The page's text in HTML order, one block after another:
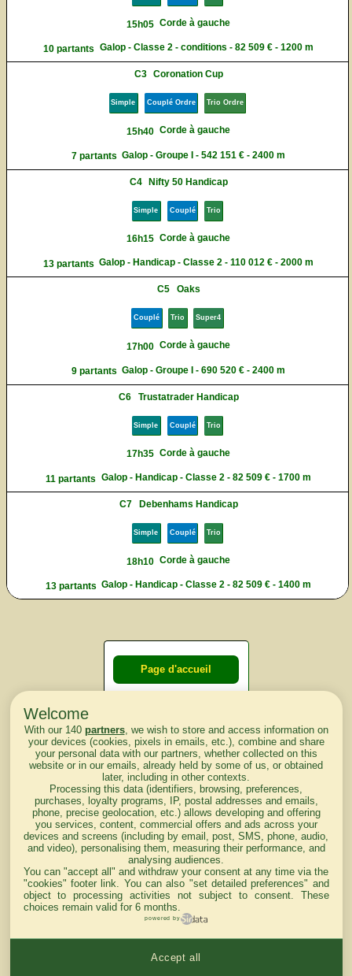
15h05 Corde à gauche
10 partants Galop - Classe 2 - conditions - 82 509 € - 1200 m
C3 Coronation Cup
Simple Couplé Ordre Trio Ordre
15h40 Corde à gauche
7 partants Galop - Groupe I - 542 151 € - 2400 m
C4 Nifty 50 Handicap
Simple Couplé Trio
16h15 Corde à gauche
13 partants Galop - Handicap - Classe 2 - 110 012 € - 2000 m
C5 Oaks
Couplé Trio Super4
17h00 Corde à gauche
9 partants Galop - Groupe I - 690 520 € - 2400 m
C6 Trustatrader Handicap
Simple Couplé Trio
17h35 Corde à gauche
11 partants Galop - Handicap - Classe 2 - 82 509 € - 1700 m
C7 Debenhams Handicap
Simple Couplé Trio
18h10 Corde à gauche
13 partants Galop - Handicap - Classe 2 - 82 509 € - 1400 m
Page d'accueil
lendemain
Courses
d'aujourd'hui
Haut de Page
Mentions légales du site
Welcome
With our 140 partners, we wish to store and access information on
your devices (cookies, pixels in emails, etc.), combine and share
your personal data with our partners, whether collected on this
website or in our emails, already held by some of us, or obtained
later, including in other contexts.
Processing this data (identifiers, browsing, preferences,
purchases, loyalty programs, IP, postal addresses and emails,
phone, precise geolocation, etc.) allows developing and offering
you services, content, commercial offers and ads across your
devices and screens (including by email, post, SMS, phone, audio,
and video), personalising them, measuring their performance, and
analysing audiences.
You can "accept all" and withdraw your consent at any time via the
"cookies" footer link . You can also "set detailed preferences" and
object to processing activities not subject to consent. These
choices remain valid for 6 months.
powered by
Accept all